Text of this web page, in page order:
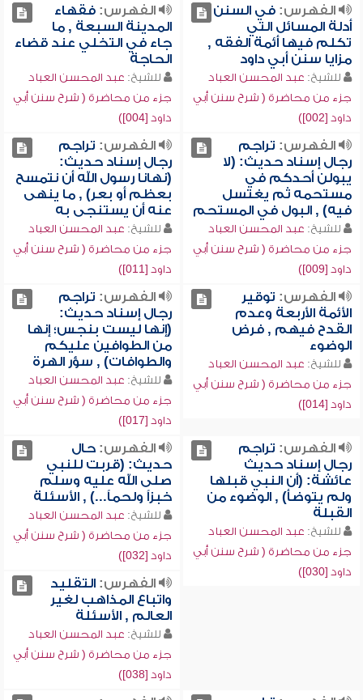
الفهرس:في السنن
أدلة المسائل التي
تكلم فيها أئمة الفقه ,
مزايا سنن أبي داود
للشيخ: عبد المحسن العباد
جزء من محاضرة ( شرح سنن أبي
داود [002])
الفهرس:فقهاء
المدينة السبعة , ما
جاء في التخلي عند قضاء
الحاجة
للشيخ: عبد المحسن العباد
جزء من محاضرة ( شرح سنن أبي
داود [004])
الفهرس: تراجم
رجال إسناد حديث: (لا
يبولن أحدكم في
مستحمه ثم يغتسل
فيه) , البول في المستحم
للشيخ: عبد المحسن العباد
جزء من محاضرة ( شرح سنن أبي
داود [009])
الفهرس: تراجم
رجال إسناد حديث:
(نهانا رسول الله أن نتمسح
بعظم أو بعر) , ما ينهى
عنه أن يستنجى به
للشيخ: عبد المحسن العباد
جزء من محاضرة ( شرح سنن أبي
داود [011])
الفهرس: توقير
الأئمة الأربعة وعدم
القدح فيهم , فرض
الوضوء
للشيخ: عبد المحسن العباد
جزء من محاضرة ( شرح سنن أبي
داود [014])
الفهرس: تراجم
رجال إسناد حديث:
(إنها ليست بنجس؛ إنها
من الطوافين عليكم
والطوافات) , سؤر الهرة
للشيخ: عبد المحسن العباد
جزء من محاضرة ( شرح سنن أبي
داود [017])
الفهرس: تراجم
رجال إسناد حديث
عائشة: (أن النبي قبلها
ولم يتوضأ) , الوضوء من
القبلة
للشيخ: عبد المحسن العباد
جزء من محاضرة ( شرح سنن أبي
داود [030])
الفهرس:حال
حديث: (قربت للنبي
صلى الله عليه وسلم
خبزاً ولحماً...) , الأسئلة
للشيخ: عبد المحسن العباد
جزء من محاضرة ( شرح سنن أبي
داود [032])
الفهرس:التقليد
واتباع المذاهب لغير
العالم , الأسئلة
للشيخ: عبد المحسن العباد
جزء من محاضرة ( شرح سنن أبي
داود [038])